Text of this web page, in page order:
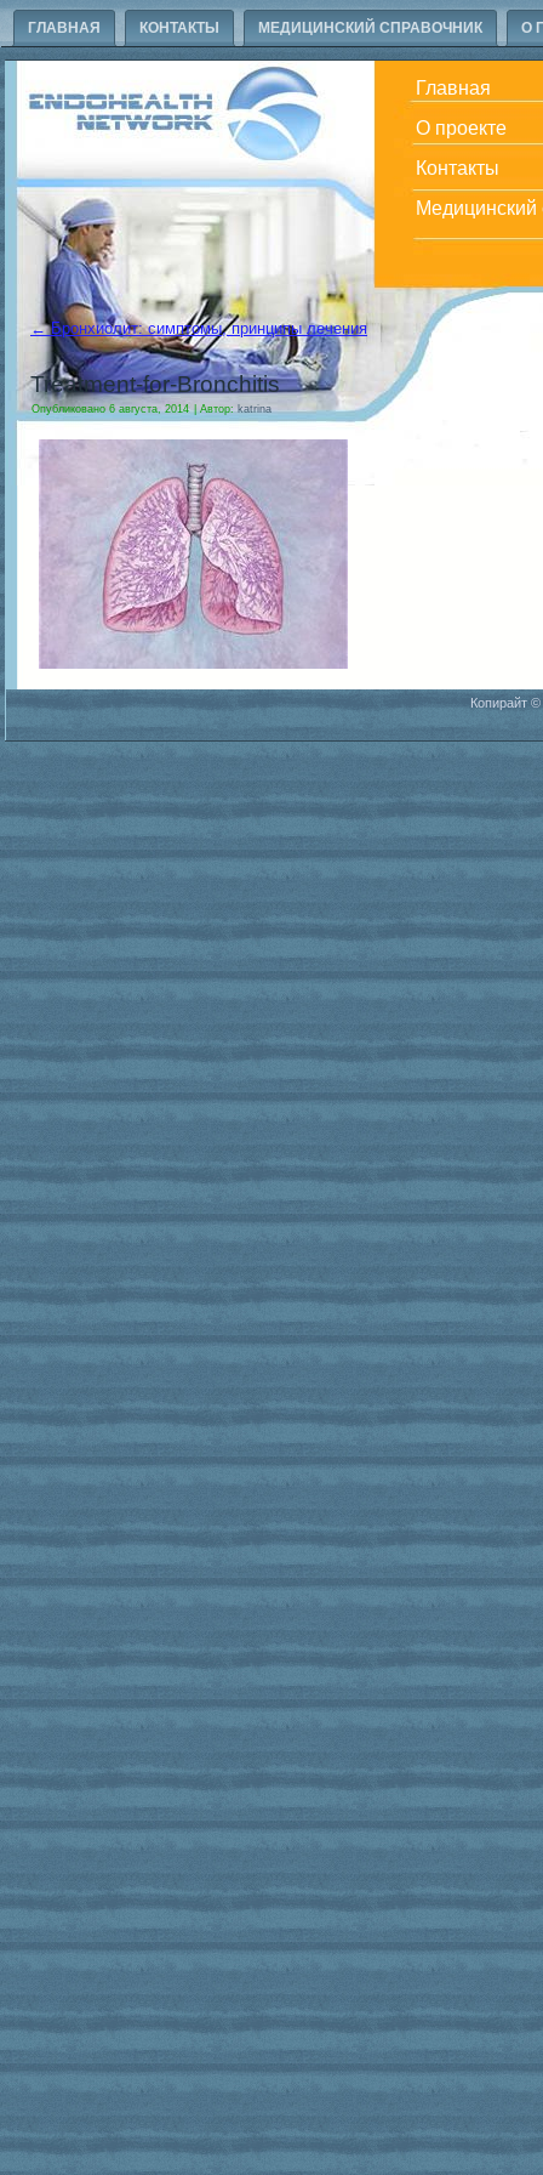
ГЛАВНАЯ КОНТАКТЫ МЕДИЦИНСКИЙ СПРАВОЧНИК О
Главная
О проекте
Контакты
Медицинский
←Бронхиолит: симптомы, принципы лечения
Treatment-for-Bronchitis
Опубликовано 6 августа, 2014 |Автор: katrina
Копирайт